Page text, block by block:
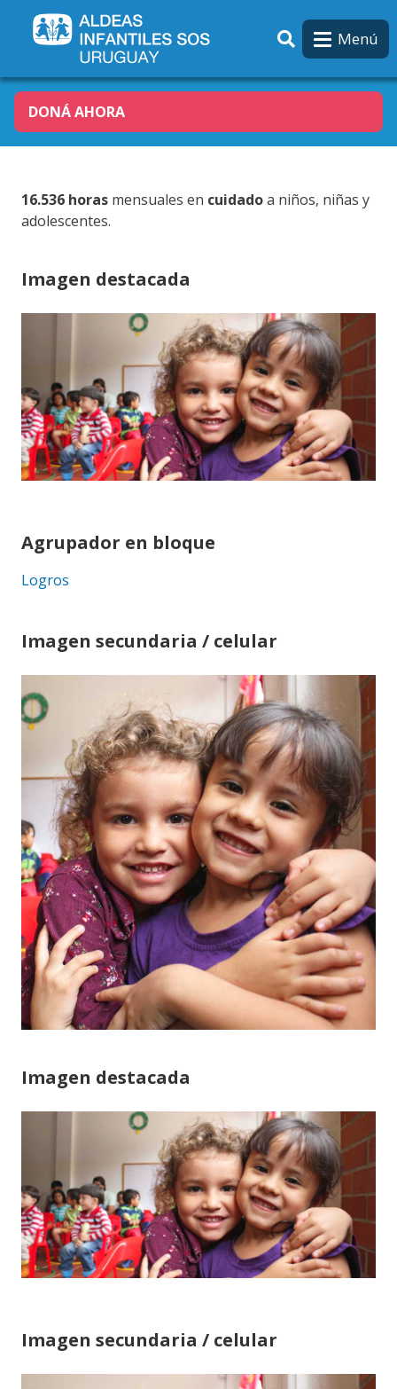
Menú
DONÁ AHORA
16.536 horas mensuales en cuidadoa niños, niñas y
adolescentes.
Imagen destacada
Agrupador en bloque
Logros
Imagen secundaria / celular
Imagen destacada
Imagen secundaria / celular